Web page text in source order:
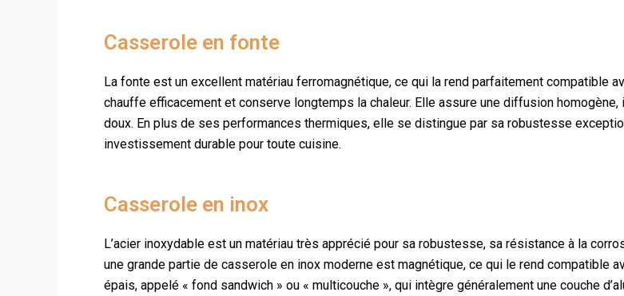
Casserole en fonte
La fonte est un excellent matériau ferromagnétique, ce qui la rend parfaitement compatible
chauffe efficacement et conserve longtemps la chaleur. Elle assure une diffusion
doux. En plus de ses performances thermiques, elle se distingue par sa robustesse
investissement durable pour toute cuisine.
Casserole en inox
L’acier inoxydable est un matériau très apprécié pour sa robustesse, sa résistance à la
une grande partie de casserole en inox moderne est magnétique, ce qui le rend compatible
épais, appelé « fond sandwich » ou « multicouche », qui intègre généralement une couche